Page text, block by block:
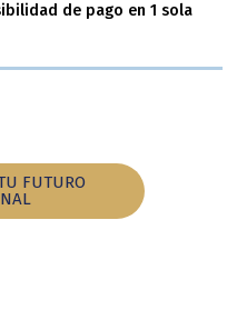
de pago en 1 sola
FUTURO